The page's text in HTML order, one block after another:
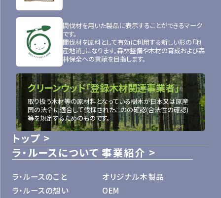
トップ
ラ・ルースについて
ラ・ルースのこと
ラ・ルースの想い
事業紹介
オリジナル木製品
OEM
間伐材を用いた製品に表示することができるマーク
です。
間伐材を原料として有効に利用する新しい形の「地
産地消」になります。森林整備や木材の育成および森
林保全への貢献を目指します。
クリーンウッド「登録木材関連事業者」
取り扱う木材等の原材料となっている樹木が日本又は原産
国の法令に適合して伐採されたこのの確認(合法性の確認)
等を規定するためのものです。